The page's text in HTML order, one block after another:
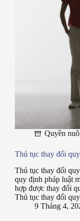
Quyền
Thủ tục thay đổi
Thủ tục thay đổi
quy định pháp luật
hợp được thay đổi
Thủ tục thay đổi
9 Tháng 4,